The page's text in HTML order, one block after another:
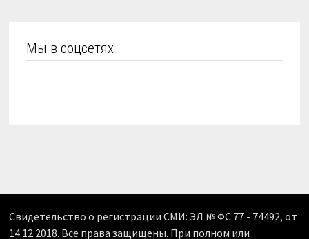
Мы в соцсетях
Свидетельство о регистрации СМИ: ЭЛ № ФС 77 - 74492, от
14.12.2018. Все права защищены. При полном или